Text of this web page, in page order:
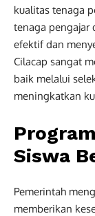
kualitas tenaga
tenaga pengajar
efektif dan
Cilacap sangat
baik melalui
meningkatkan
Siswa
Pemerintah
memberikan